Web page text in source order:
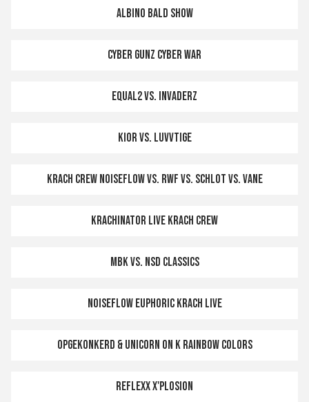
ALBINO BALD SHOW
Cyber Gunz CYBER WAR
Equal2 vs. Invaderz
Kior vs. Luvvtige
Krach Crew NOISEFLOW vs. RWF vs. Schlot vs. vANE
Krachinator LIVE KRACH CREW
MBK vs. NSD CLASSICS
Noiseflow EUPHORIC KRACH LIVE
Opgekonkerd & Unicorn on K RAINBOW COLORS
RefleXx X'PLOSION